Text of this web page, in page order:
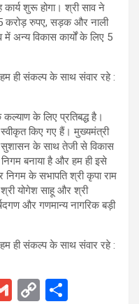
शुरू होगा। श्री साव ने
5 करोड़ रुपए, सड़क और नाली
में अन्य विकास कार्यों के लिए 5
कल्याण के लिए प्रतिबद्ध है।
किए गए हैं। मुख्यमंत्री
सुशासन के साथ तेजी से विकास
बनाया है और हम ही इसे
के सभापति श्री कृपा राम
श्री योगेश साहू और श्री
और गणमान्य नागरिक बड़ी
G
C